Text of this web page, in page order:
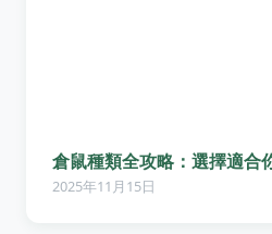
倉鼠種類全攻略：選擇適合
2025年11月15日